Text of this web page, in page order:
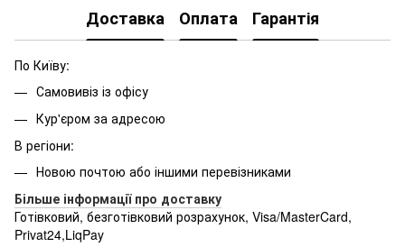
Доставка Оплата Гарантія
По Київу:
Самовивіз із офісу
Кур'єром за адресою
В регіони:
Новою почтою або іншими перевізниками
Більше інформації про доставку
Готівковий, безготівковий розрахунок, Visa/MasterCard,
Privat24,LiqPay